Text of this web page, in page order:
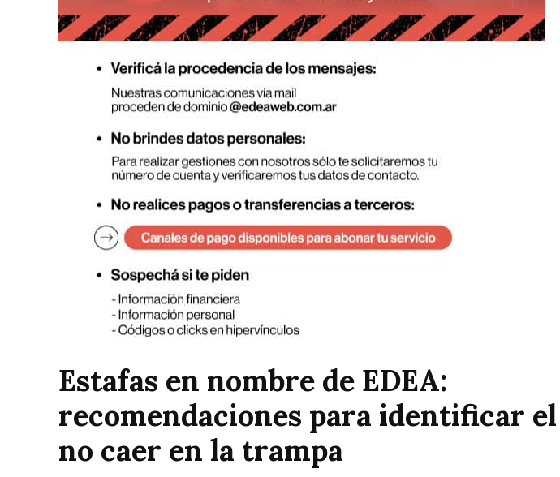
Estafas en nombre de EDEA:
recomendaciones para identificar
no caer en la trampa